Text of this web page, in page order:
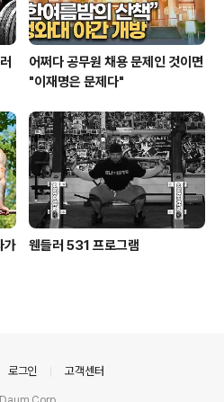
어쩌다 공무원 채용 문제인 것이면
"이재명은 문제다"
가
웬들러 531 프로그램
로그인 고객센터